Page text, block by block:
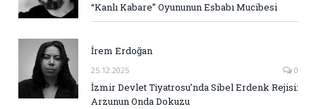
“Kanlı Kabare” Oyununun Esbabı Mucibesi
İrem Erdoğan
25.12.2025 0
İzmir Devlet Tiyatrosu’nda Sibel Erdenk Rejisi:
Arzunun Onda Dokuzu